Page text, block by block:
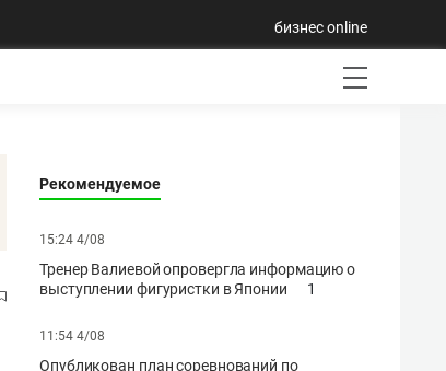
бизнес online
Рекомендуемое
15:24 4/08
Тренер Валиевой опровергла информацию о
выступлении фигуристки в Японии
1
11:54 4/08
Опубликован план соревнований по